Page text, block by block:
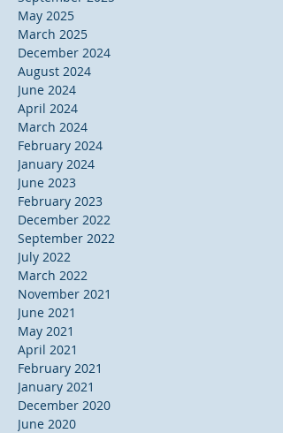
May 2025
March 2025
December 2024
August 2024
June 2024
April 2024
March 2024
February 2024
January 2024
June 2023
February 2023
December 2022
September 2022
July 2022
March 2022
November 2021
June 2021
May 2021
April 2021
February 2021
January 2021
December 2020
June 2020